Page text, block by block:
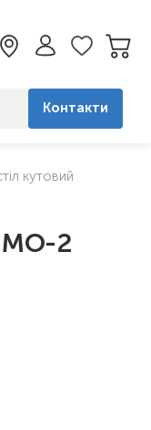
Контакти
кутовий
МО-2